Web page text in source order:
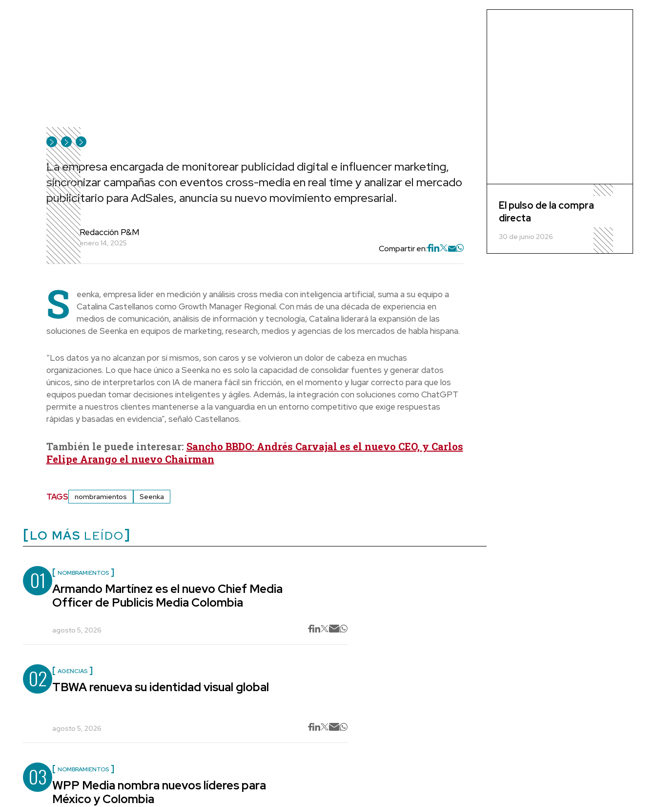
La empresa encargada de monitorear publicidad digital e influencer marketing,
sincronizar campañas con eventos cross-media en real time y analizar el mercado
publicitario para AdSales, anuncia su nuevo movimiento empresarial.
Redacción P&M
enero 14, 2025
Compartir en:
S
eenka, empresa líder en medición y análisis cross media con inteligencia artificial, suma a su equipo a
Catalina Castellanos como Growth Manager Regional. Con más de una década de experiencia en
medios de comunicación, análisis de información y tecnología, Catalina liderará la expansión de las
soluciones de Seenka en equipos de marketing, research, medios y agencias de los mercados de habla hispana.
“Los datos ya no alcanzan por sí mismos, son caros y se volvieron un dolor de cabeza en muchas
organizaciones. Lo que hace único a Seenka no es solo la capacidad de consolidar fuentes y generar datos
únicos, sino de interpretarlos con IA de manera fácil sin fricción, en el momento y lugar correcto para que los
equipos puedan tomar decisiones inteligentes y ágiles. Además, la integración con soluciones como ChatGPT
permite a nuestros clientes mantenerse a la vanguardia en un entorno competitivo que exige respuestas
rápidas y basadas en evidencia”, señaló Castellanos.
También le puede interesar: Sancho BBDO: Andrés Carvajal es el nuevo CEO, y Carlos
Felipe Arango el nuevo Chairman
TAGS nombramientos Seenka
LO MÁS LEÍDO
01 NOMBRAMIENTOS
Armando Martínez es el nuevo Chief Media
Officer de Publicis Media Colombia
agosto 5, 2026
02 AGENCIAS
TBWA renueva su identidad visual global
agosto 5, 2026
03 NOMBRAMIENTOS
WPP Media nombra nuevos líderes para
México y Colombia
El pulso de la compra
directa
30 de junio 2026